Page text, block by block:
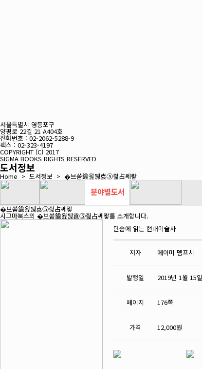
서울특별시 영등포구
양평로 22길 21 A404호
전화번호 : 02-2062-5288-9
팩스 : 02-323-4197
COPYRIGHT (C) 2017
SIGMA BOOKS RIGHTS RESERVED
도서정보
Home > 도서정보 > �브쑴鍮욆퉪袁⑤즲占쎄퐣
�브쑴鍮욆퉪袁⑤즲占쎄퐣
시그마북스의 �브쑴鍮욆퉪袁⑤즲占쎄퐣를 소개합니다.
단숨에 읽는 현대미술사
저자 에이미 뎀프시
발행일 2019년 1월 15일
페이지 176쪽
가격 12,000원